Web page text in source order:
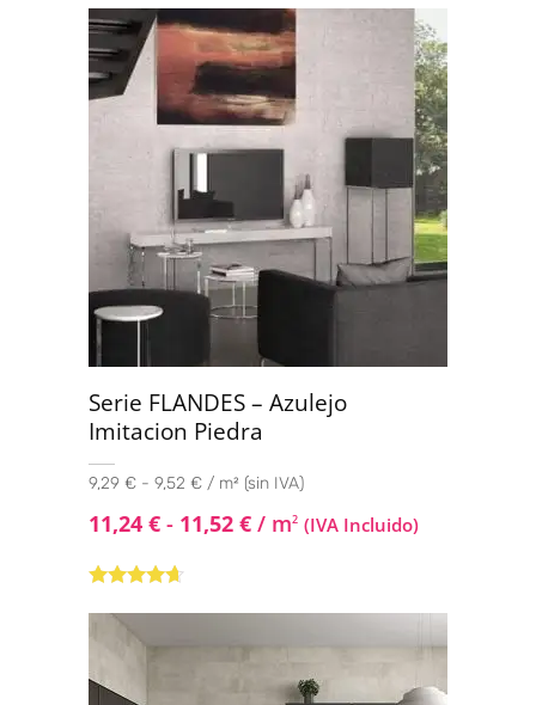
Serie FLANDES – Azulejo
Imitacion Piedra
9,29 € - 9,52 € / m² (sin IVA)
11,24 € - 11,52 € / m2 (IVA Incluido)
con4.50de
5